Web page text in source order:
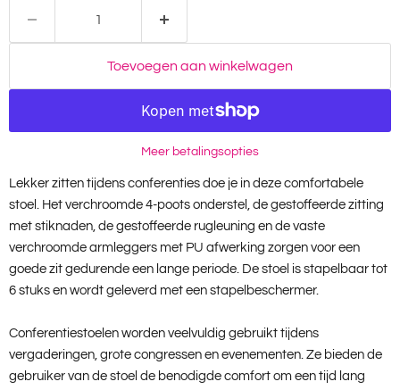
Toevoegen aan winkelwagen
Meer betalingsopties
Lekker zitten tijdens conferenties doe je in deze comfortabele
stoel. Het verchroomde 4-poots onderstel, de gestoffeerde zitting
met stiknaden, de gestoffeerde rugleuning en de vaste
verchroomde armleggers met PU afwerking zorgen voor een
goede zit gedurende een lange periode. De stoel is stapelbaar tot
6 stuks en wordt geleverd met een stapelbeschermer.
Conferentiestoelen worden veelvuldig gebruikt tijdens
vergaderingen, grote congressen en evenementen. Ze bieden de
gebruiker van de stoel de benodigde comfort om een tijd lang